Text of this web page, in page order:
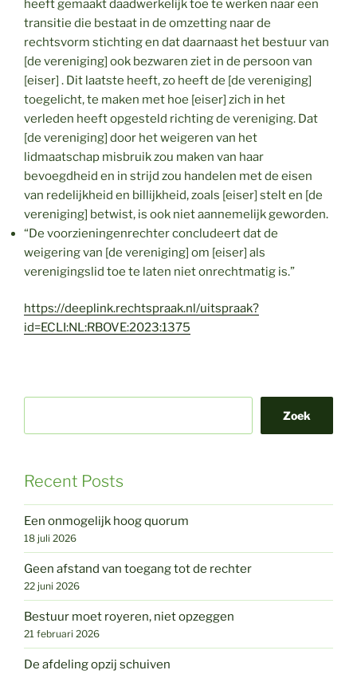
heeft gemaakt daadwerkelijk toe te werken naar een
transitie die bestaat in de omzetting naar de
rechtsvorm stichting en dat daarnaast het bestuur van
[de vereniging] ook bezwaren ziet in de persoon van
[eiser] . Dit laatste heeft, zo heeft de [de vereniging]
toegelicht, te maken met hoe [eiser] zich in het
verleden heeft opgesteld richting de vereniging. Dat
[de vereniging] door het weigeren van het
lidmaatschap misbruik zou maken van haar
bevoegdheid en in strijd zou handelen met de eisen
van redelijkheid en billijkheid, zoals [eiser] stelt en [de
vereniging] betwist, is ook niet aannemelijk geworden.
“De voorzieningenrechter concludeert dat de
weigering van [de vereniging] om [eiser] als
verenigingslid toe te laten niet onrechtmatig is.”
https://deeplink.rechtspraak.nl/uitspraak?
id=ECLI:NL:RBOVE:2023:1375
Zoek
Recent Posts
Een onmogelijk hoog quorum
18 juli 2026
Geen afstand van toegang tot de rechter
22 juni 2026
Bestuur moet royeren, niet opzeggen
21 februari 2026
De afdeling opzij schuiven